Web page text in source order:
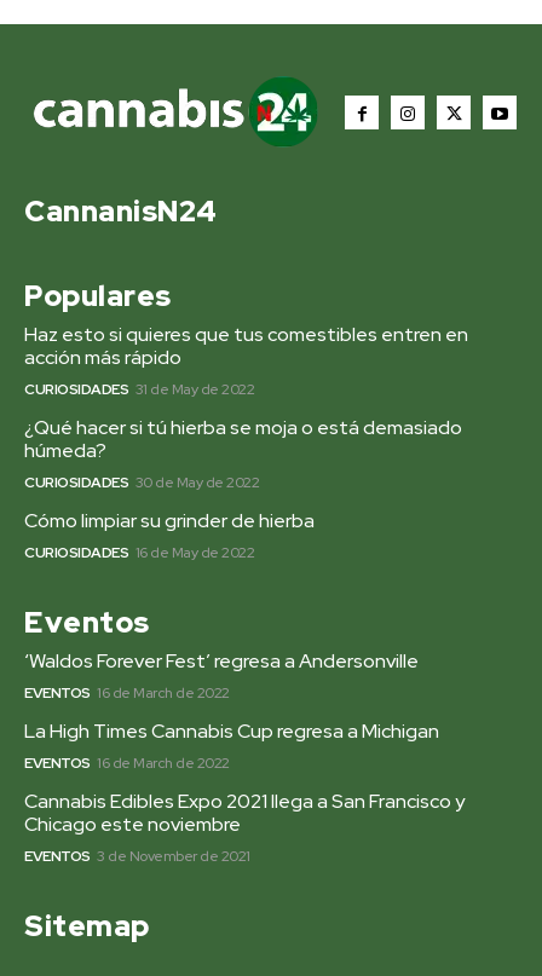
CannanisN24
Populares
Haz esto si quieres que tus comestibles entren en
acción más rápido
CURIOSIDADES 31 de May de 2022
¿Qué hacer si tú hierba se moja o está demasiado
húmeda?
CURIOSIDADES 30 de May de 2022
Cómo limpiar su grinder de hierba
CURIOSIDADES 16 de May de 2022
Eventos
‘Waldos Forever Fest’ regresa a Andersonville
EVENTOS 16 de March de 2022
La High Times Cannabis Cup regresa a Michigan
EVENTOS 16 de March de 2022
Cannabis Edibles Expo 2021 llega a San Francisco y
Chicago este noviembre
EVENTOS 3 de November de 2021
Sitemap